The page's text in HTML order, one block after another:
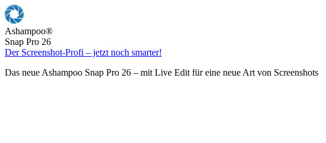
Ashampoo®
Snap Pro 26
Der Screenshot-Profi – jetzt noch smarter!
Das neue Ashampoo Snap Pro 26 – mit Live Edit für eine neue Art von Screenshots